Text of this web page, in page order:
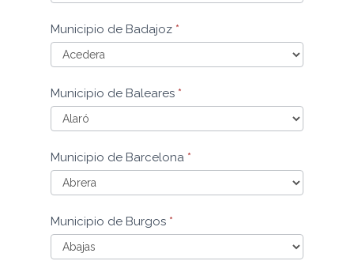
de
Ávila
Municipio de Badajoz *
de
Badajoz
Municipio de Baleares *
de
Baleares
Municipio de Barcelona *
de
Barcelona
Municipio de Burgos *